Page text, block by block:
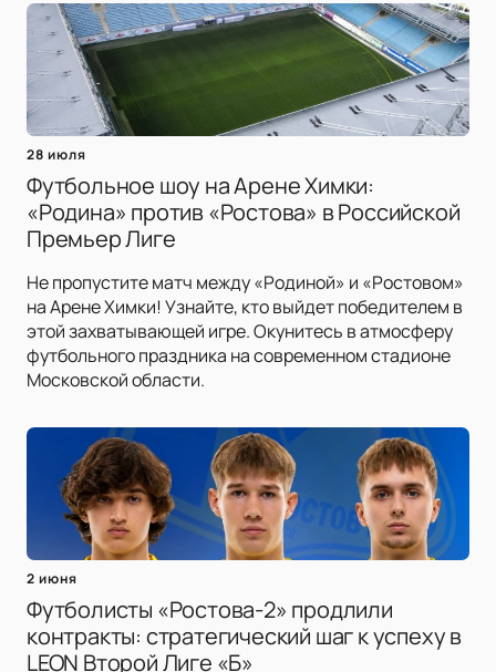
28 июля
Футбольное шоу на Арене Химки:
«Родина» против «Ростова» в Российской
Премьер Лиге
Не пропустите матч между «Родиной» и «Ростовом»
на Арене Химки! Узнайте, кто выйдет победителем в
этой захватывающей игре. Окунитесь в атмосферу
футбольного праздника на современном стадионе
Московской области.
2 июня
Футболисты «Ростова-2» продлили
контракты: стратегический шаг к успеху в
LEON Второй Лиге «Б»